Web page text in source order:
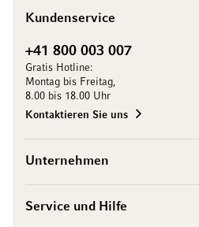
Kundenservice
+41 800 003 007
Gratis Hotline:
Montag bis Freitag,
8.00 bis 18.00 Uhr
Kontaktieren Sie uns
Unternehmen
Service und Hilfe